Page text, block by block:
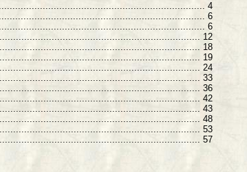
4
6
6
12
18
19
24
33
36
42
43
48
53
57